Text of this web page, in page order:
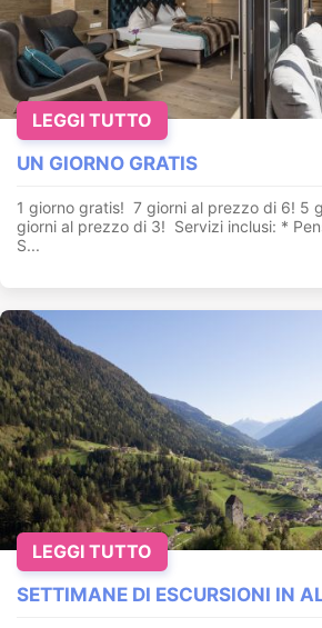
UN GIORNO GRATIS
1 giorno gratis! 7 giorni al prezzo di 6! 5
giorni al prezzo di 3! Servizi inclusi: *
S...
LEGGI TUTTO
SETTIMANE DI ESCURSIONI IN
LEGGI TUTTO